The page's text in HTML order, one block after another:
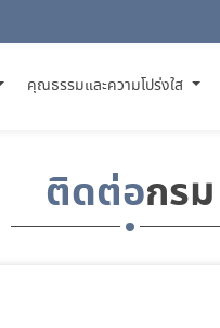
คุณธรรมและความโปร่งใส
ติดต่อกรม